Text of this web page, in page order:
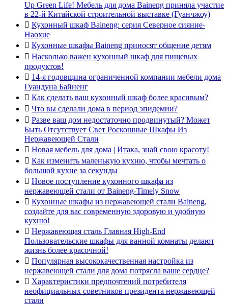
Up Green Life! Мебель для дома Baineng приняла участие
в 22-й Китайской строительной выставке (Гуанчжоу)
 Кухонный шкаф Baineng: серия Северное сияние-
Haoxue
 Кухонные шкафы Baineng приносят общение детям
 Насколько важен кухонный шкаф для пищевых
продуктов!
 14-я годовщина ограниченной компании мебели дома
Гуандуна Байненг
 Как сделать ваш кухонный шкаф более красивым?
 Что вы сделали дома в период эпидемии?
 Разве ваш дом недостаточно продвинутый? Может
Быть Отсутствует Свет Роскошные Шкафы Из
Нержавеющей Стали
 Новая мебель для дома | Итака, знай свою красоту!
 Как изменить маленькую кухню, чтобы мечтать о
большой кухне за секунды
 Новое поступление кухонного шкафа из
нержавеющей стали от Baineng-Timely Snow
 Кухонные шкафы из нержавеющей стали Baineng,
создайте для вас современную здоровую и удобную
кухню!
 Нержавеющая сталь Главная High-End
Пользовательские шкафы для ванной комнаты делают
жизнь более красочной!
 Популярная высококачественная настройка из
нержавеющей стали для дома потрясла ваше сердце?
 Характеристики предпочтений потребителя
неофициальных советников президента нержавеющей
стали